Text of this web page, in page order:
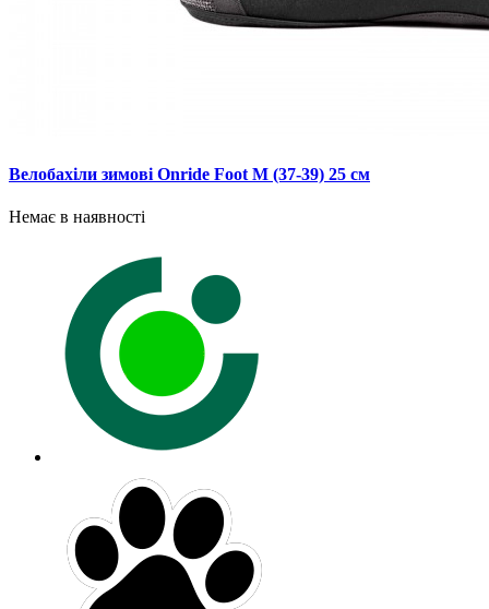
Велобахіли зимові Onride Foot M (37-39) 25 см
Немає в наявності